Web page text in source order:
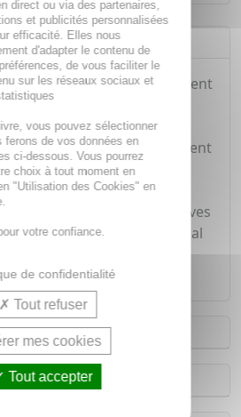
ZZ Calm est spécialement
les moustiques tout en
causées par leurs
douce et non irritante contient
tels que les huiles
citronné et menthe
leurs propriétés répulsives
à appliquer, ce spray est idéal
de vos activités en
direct ou via des partenaires,
et publicités personnalisées
efficacité. Elles nous
d'adapter le contenu de
de vous faciliter le
sur les réseaux sociaux et
vous pouvez sélectionner
ferons de vos données en
ci-dessous. Vous pourrez
choix à tout moment en
"Utilisation des Cookies" en
votre confiance.
de confidentialité
Tout refuser
mes cookies
Tout accepter